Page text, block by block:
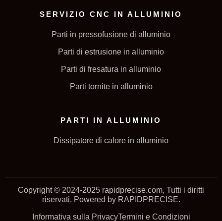
SERVIZIO CNC IN ALLUMINIO
Parti in pressofusione di alluminio
Parti di estrusione in alluminio
Parti di fresatura in alluminio
Parti tornite in alluminio
PARTI IN ALLUMINIO
Dissipatore di calore in alluminio
Copyright © 2024-2025 rapidprecise.com, Tutti i diritti
riservati. Powered by RAPIDPRECISE.
Informativa sulla PrivacyTermini e Condizioni